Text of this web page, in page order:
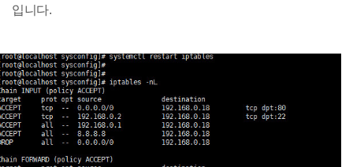
입니다.